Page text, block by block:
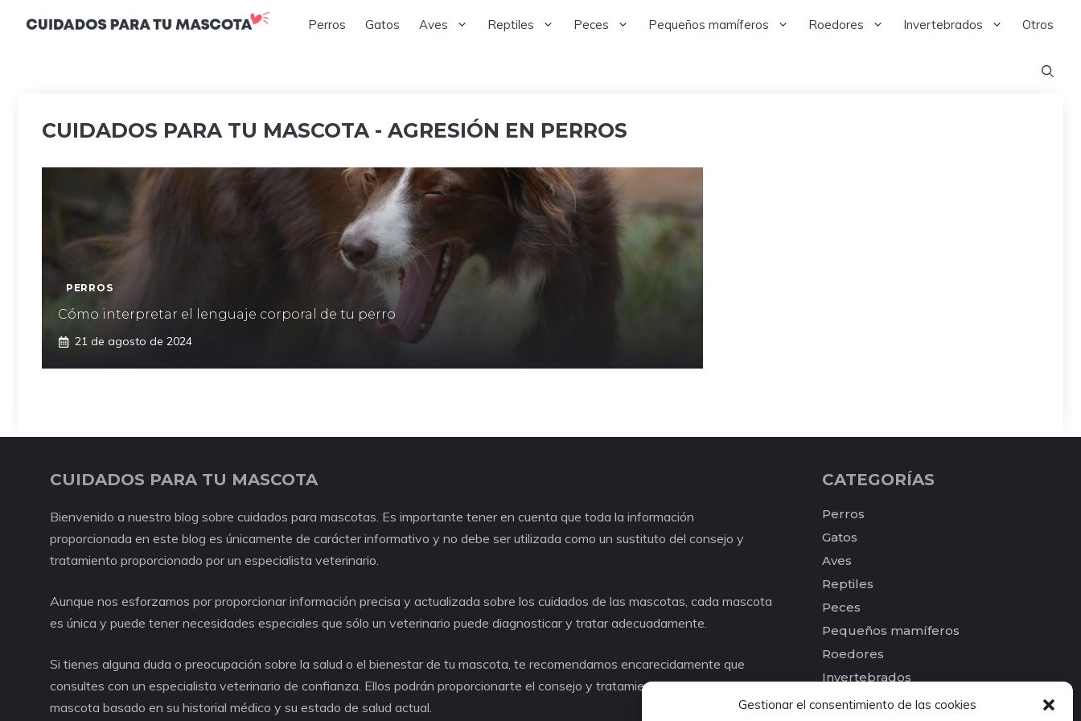
Gestionar el consentimiento de las cookies
Perros Gatos Aves Reptiles Peces Pequeños mamíferos Roedores Invertebrados Otros
CUIDADOS PARA TU MASCOTA - AGRESIÓN EN PERROS
PERROS
Cómo interpretar el lenguaje corporal de tu perro
21 de agosto de 2024
CUIDADOS PARA TU MASCOTA
Bienvenido a nuestro blog sobre cuidados para mascotas. Es importante tener en cuenta que toda la información
proporcionada en este blog es únicamente de carácter informativo y no debe ser utilizada como un sustituto del consejo y
tratamiento proporcionado por un especialista veterinario.
Aunque nos esforzamos por proporcionar información precisa y actualizada sobre los cuidados de las mascotas, cada mascota
es única y puede tener necesidades especiales que sólo un veterinario puede diagnosticar y tratar adecuadamente.
Si tienes alguna duda o preocupación sobre la salud o el bienestar de tu mascota, te recomendamos encarecidamente que
consultes con un especialista veterinario de confianza. Ellos podrán proporcionarte el consejo y tratamiento adecuados para tu
mascota basado en su historial médico y su estado de salud actual.
CATEGORÍAS
Perros
Gatos
Aves
Reptiles
Peces
Pequeños mamíferos
Roedores
Invertebrados
Otros